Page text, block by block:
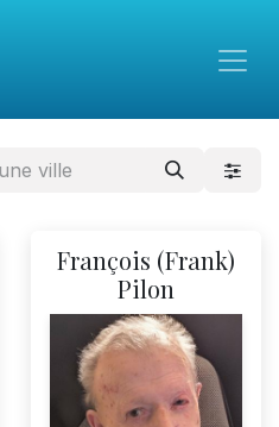
François (Frank)
Pilon